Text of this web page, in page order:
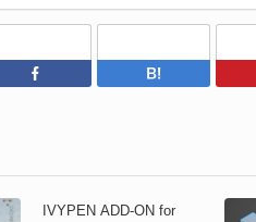
Twitter Facebook
IVYPEN ADD-ON for